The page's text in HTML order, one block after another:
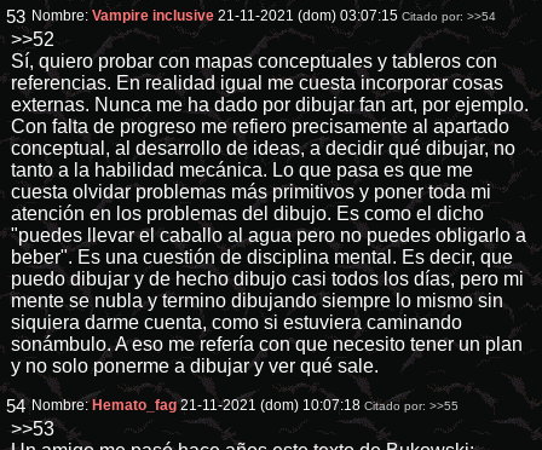
53 Nombre:Vampire inclusive 21-11-2021 (dom) 03:07:15 Citado por:>>54
>>52
Sí, quiero probar con mapas conceptuales y tableros con
referencias. En realidad igual me cuesta incorporar cosas
externas. Nunca me ha dado por dibujar fan art, por ejemplo.
Con falta de progreso me refiero precisamente al apartado
conceptual, al desarrollo de ideas, a decidir qué dibujar, no
tanto a la habilidad mecánica. Lo que pasa es que me
cuesta olvidar problemas más primitivos y poner toda mi
atención en los problemas del dibujo. Es como el dicho
"puedes llevar el caballo al agua pero no puedes obligarlo a
beber". Es una cuestión de disciplina mental. Es decir, que
puedo dibujar y de hecho dibujo casi todos los días, pero mi
mente se nubla y termino dibujando siempre lo mismo sin
siquiera darme cuenta, como si estuviera caminando
sonámbulo. A eso me refería con que necesito tener un plan
y no solo ponerme a dibujar y ver qué sale.
54 Nombre: Hemato_fag 21-11-2021 (dom) 10:07:18 Citado por:>>55
>>53